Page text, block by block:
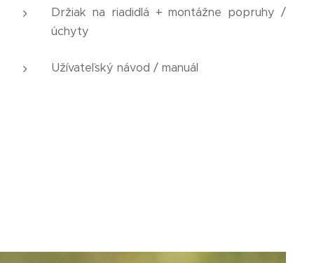
Držiak na riadidlá + montážne popruhy /
úchyty
Užívateľský návod / manuál